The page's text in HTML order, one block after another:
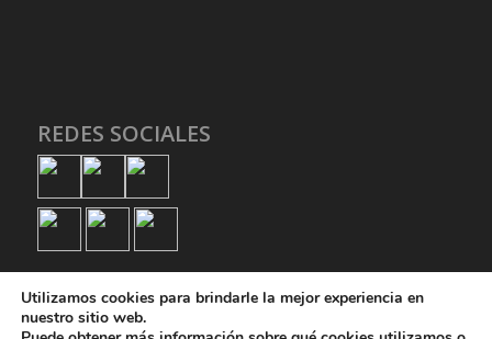
REDES SOCIALES
Utilizamos cookies para brindarle la mejor experiencia en
nuestro sitio web.